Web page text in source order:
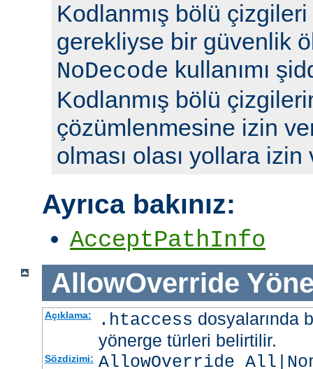
Kodlanmış bölü
gerekliyse bir güvenlik
NoDecode kullanımı
Kodlanmış bölü
çözümlenmesine izin
olması olası yollara
Ayrıca bakınız:
AcceptPathInfo
AllowOverride
Açıklama: .htaccess dosyalarında
yönerge türleri belirtilir.
Sözdizimi: AllowOverride